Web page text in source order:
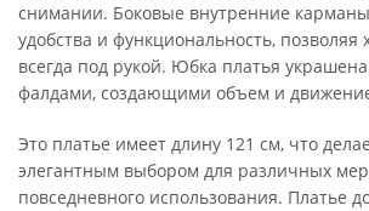
снимании. Боковые внутренние
удобства и функциональность, позволяя
всегда под рукой. Юбка платья
фалдами, создающими объем и
Это платье имеет длину 121 см, что
элегантным выбором для различных
повседневного использования. Платье